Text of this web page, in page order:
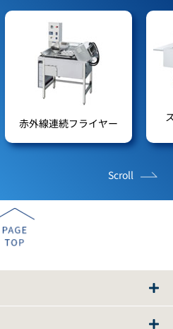
赤外線連続フライヤー
Scroll